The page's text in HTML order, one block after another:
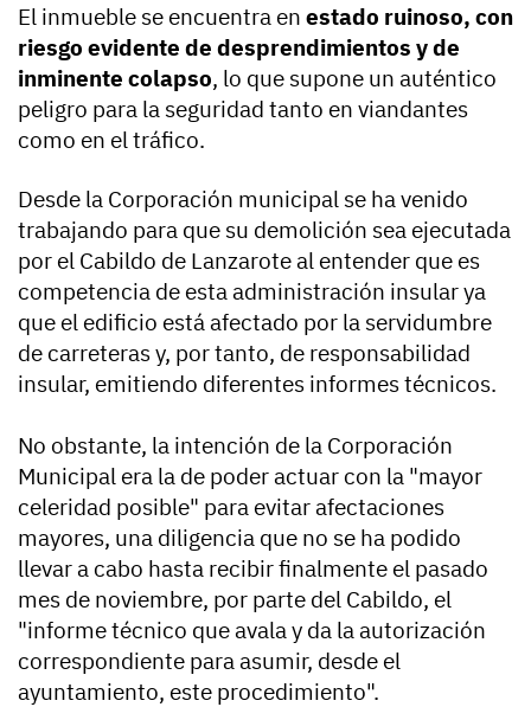
El inmueble se encuentra en estado ruinoso, con
riesgo evidente de desprendimientos y de
inminente colapso, lo que supone un auténtico
peligro para la seguridad tanto en viandantes
como en el tráfico.
Desde la Corporación municipal se ha venido
trabajando para que su demolición sea ejecutada
por el Cabildo de Lanzarote al entender que es
competencia de esta administración insular ya
que el edificio está afectado por la servidumbre
de carreteras y, por tanto, de responsabilidad
insular, emitiendo diferentes informes técnicos.
No obstante, la intención de la Corporación
Municipal era la de poder actuar con la "mayor
celeridad posible" para evitar afectaciones
mayores, una diligencia que no se ha podido
llevar a cabo hasta recibir finalmente el pasado
mes de noviembre, por parte del Cabildo, el
"informe técnico que avala y da la autorización
correspondiente para asumir, desde el
ayuntamiento, este procedimiento".